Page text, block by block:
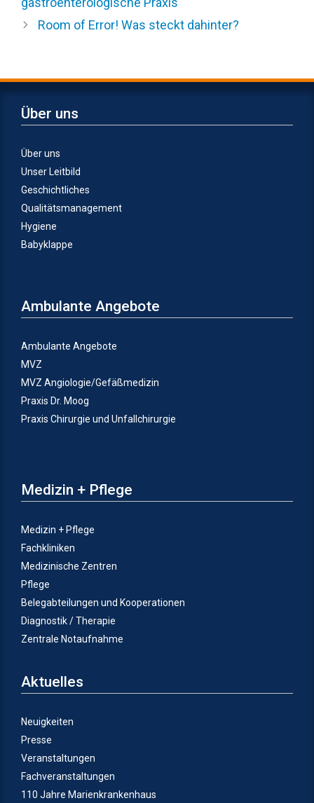
Room of Error! Was steckt dahinter?
Über uns
Über uns
Unser Leitbild
Geschichtliches
Qualitätsmanagement
Hygiene
Babyklappe
Ambulante Angebote
Ambulante Angebote
MVZ
MVZ Angiologie/Gefäßmedizin
Praxis Dr. Moog
Praxis Chirurgie und Unfallchirurgie
Medizin + Pflege
Medizin + Pflege
Fachkliniken
Medizinische Zentren
Pflege
Belegabteilungen und Kooperationen
Diagnostik / Therapie
Zentrale Notaufnahme
Aktuelles
Neuigkeiten
Presse
Veranstaltungen
Fachveranstaltungen
110 Jahre Marienkrankenhaus